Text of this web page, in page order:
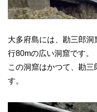
大多府島には、勘三郎
行80mの広い洞窟です。
この洞窟はかつて、勘
す。